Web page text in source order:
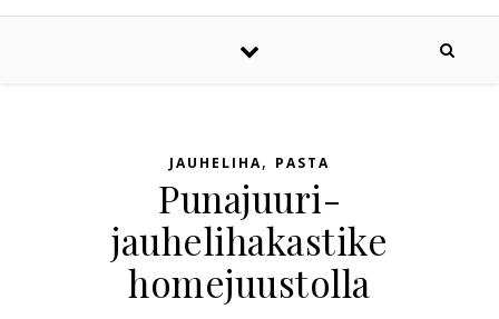
JAUHELIHA, PASTA
Punajuuri-
jauhelihakastike
homejuustolla